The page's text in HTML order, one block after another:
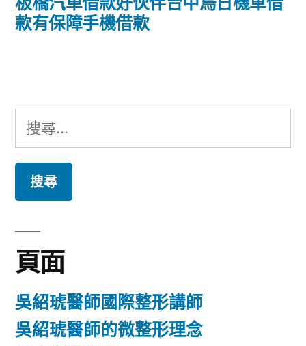
覽
篇
款有保障手機借款
搜
尋
鍵
字:
頁面
吳紹琥醫師國際整形講師
吳紹琥醫師的微整形理念